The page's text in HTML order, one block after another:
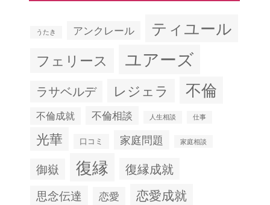
うたき アンクレール ティユール
フェリース ユアーズ
ラサベルデ レジェラ 不倫
不倫成就 不倫相談 人生相談 仕事
光華 口コミ 家庭問題 家庭相談
御嶽 復縁 復縁成就
思念伝達 恋愛 恋愛成就